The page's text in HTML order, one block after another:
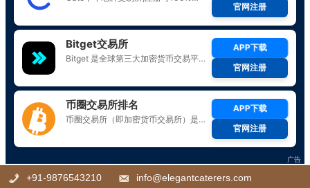
Skip
+91-9876543210
info@elegantcaterers.com